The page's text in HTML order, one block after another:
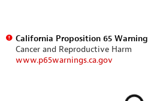
California Proposition 65 Warning
Cancer and Reproductive Harm
www.p65warnings.ca.gov